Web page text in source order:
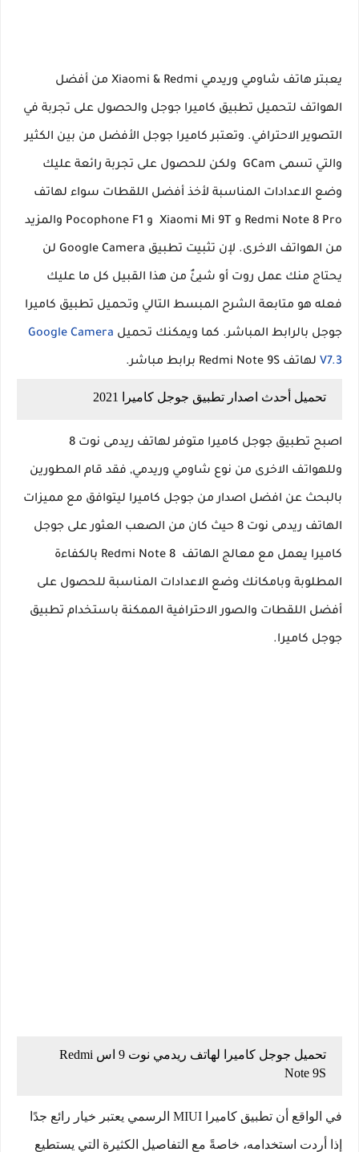
يعبتر هاتف شاومي وريدمي Xiaomi & Redmi من أفضل
الهواتف لتحميل تطبيق كاميرا جوجل والحصول على تجربة في
التصوير الاحترافي. وتعتبر كاميرا جوجل الأفضل من بين الكثير
والتي تسمى GCam ولكن للحصول على تجربة رائعة عليك
وضع الاعدادات المناسبة لأخذ أفضل اللقطات سواء لهاتف
Redmi Note 8 Pro و Xiaomi Mi 9T و Pocophone F1 والمزيد
من الهواتف الاخرى. لإن تثبيت تطبيق Google Camera لن
يحتاج منك عمل روت أو شيئٌ من هذا القبيل كل ما عليك
فعله هو متابعة الشرح المبسط التالي وتحميل تطبيق كاميرا
جوجل بالرابط المباشر. كما ويمكنك تحميل Google Camera
V7.3 لهاتف Redmi Note 9S برابط مباشر.
تحميل أحدث اصدار تطبيق جوجل كاميرا 2021
اصبح تطبيق جوجل كاميرا متوفر لهاتف ريدمى نوت 8
وللهواتف الاخرى من نوع شاومي وريدمي, فقد قام المطورين
بالبحث عن افضل اصدار من جوجل كاميرا ليتوافق مع مميزات
الهاتف ريدمى نوت 8 حيث كان من الصعب العثور على جوجل
كاميرا يعمل مع معالج الهاتف Redmi Note 8 بالكفاءة
المطلوبة وبامكانك وضع الاعدادات المناسبة للحصول على
أفضل اللقطات والصور الاحترافية الممكنة باستخدام تطبيق
جوجل كاميرا.
تحميل جوجل كاميرا لهاتف ريدمي نوت 9 اس Redmi
Note 9S
في الواقع أن تطبيق كاميرا MIUI الرسمي يعتبر خيار رائع جدًا
إذا أردت استخدامه، خاصةً مع التفاصيل الكثيرة التي يستطيع